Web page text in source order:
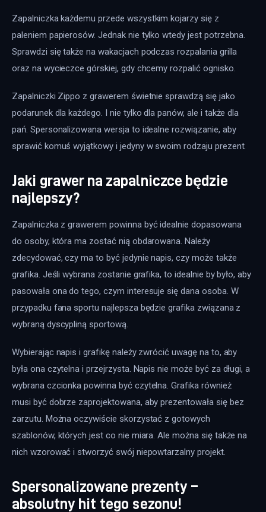
Zapalniczka każdemu przede wszystkim kojarzy się z
paleniem papierosów. Jednak nie tylko wtedy jest potrzebna.
Sprawdzi się także na wakacjach podczas rozpalania grilla
oraz na wycieczce górskiej, gdy chcemy rozpalić ognisko.
Zapalniczki Zippo z grawerem świetnie sprawdzą się jako
podarunek dla każdego. I nie tylko dla panów, ale i także dla
pań. Spersonalizowana wersja to idealne rozwiązanie, aby
sprawić komuś wyjątkowy i jedyny w swoim rodzaju prezent.
Jaki grawer na zapalniczce będzie
najlepszy?
Zapalniczka z grawerem powinna być idealnie dopasowana
do osoby, która ma zostać nią obdarowana. Należy
zdecydować, czy ma to być jedynie napis, czy może także
grafika. Jeśli wybrana zostanie grafika, to idealnie by było, aby
pasowała ona do tego, czym interesuje się dana osoba. W
przypadku fana sportu najlepsza będzie grafika związana z
wybraną dyscypliną sportową.
Wybierając napis i grafikę należy zwrócić uwagę na to, aby
była ona czytelna i przejrzysta. Napis nie może być za długi, a
wybrana czcionka powinna być czytelna. Grafika również
musi być dobrze zaprojektowana, aby prezentowała się bez
zarzutu. Można oczywiście skorzystać z gotowych
szablonów, których jest co nie miara. Ale można się także na
nich wzorować i stworzyć swój niepowtarzalny projekt.
Spersonalizowane prezenty –
absolutny hit tego sezonu!